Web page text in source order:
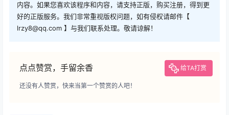
内容。如果您喜欢该程序和内容，请支持正版，购买注册，得到更
好的正版服务。我们非常重视版权问题，如有侵权请邮件【
lrzy8@qq.com 】与我们联系处理。敬请谅解！
点点赞赏，手留余香 给TA打赏
还没有人赞赏，快来当第一个赞赏的人吧！